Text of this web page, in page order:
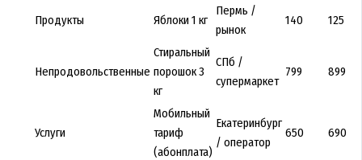
Продукты Яблоки 1 кг
Пермь /
рынок
140 125
Непродовольственные
Стиральный
порошок 3
кг
СПб /
супермаркет
799 899
Услуги
Мобильный
тариф
(абонплата)
Екатеринбург
/ оператор
650 690